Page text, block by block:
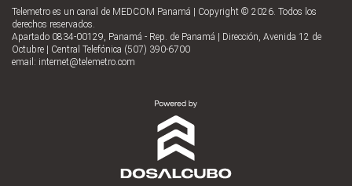
Telemetro es un canal de MEDCOM Panamá | Copyright © 2026. Todos los
derechos reservados.
Apartado 0834-00129, Panamá - Rep. de Panamá | Dirección, Avenida 12 de
Octubre | Central Telefónica (507) 390-6700
email: internet@telemetro.com